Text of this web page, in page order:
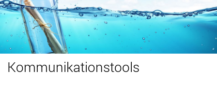
Kommunikationstools